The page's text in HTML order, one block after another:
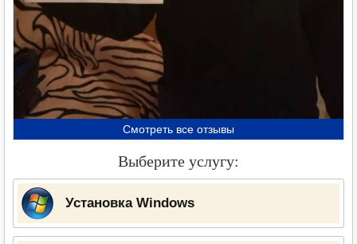
Смотреть все отзывы
Выберите услугу:
Установка Windows